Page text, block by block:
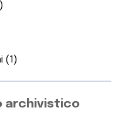
(1)
archivistico